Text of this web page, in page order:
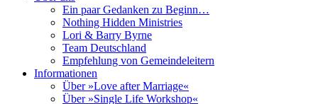
Ein paar Gedanken zu Beginn…
Nothing Hidden Ministries
Lori & Barry Byrne
Team Deutschland
Empfehlung von Gemeindeleitern
Informationen
Über »Love after Marriage«
Über »Single Life Workshop«